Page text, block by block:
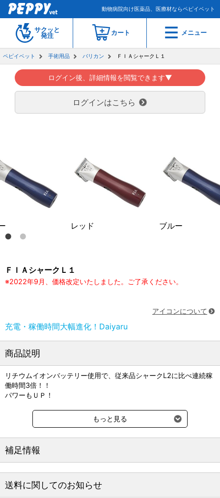
動物病院向け医薬品、医療材ならペピイベット
サクッと
発注
カート メニュー
ペピイベット 手術用品 バリカン ＦＩＡシャークＬ１
ログイン後、詳細情報を閲覧できます▼
ログインはこちら
ＦＩＡシャークＬ１
※2022年9月、価格改定いたしました。ご了承ください。
アイコンについて
充電・稼働時間大幅進化！Daiyaru
商品説明
リチウムイオンバッテリー使用で、従来品シャークL2に比べ連続稼
働時間3倍！！
パワーもＵＰ！
※24 時間以上の過充電は避けてください。
※長期間使用しないときは月に1度補充電を行ってください。
※モーター、バッテリの寿命は約2年間です。
※強い衝撃に弱いため、床への落下にご注意ください。
●ＡＢＳ樹脂
●サイズ：幅5×奥行3.5×全長17ｃｍ
もっと見る
補足情報
送料に関してのお知らせ